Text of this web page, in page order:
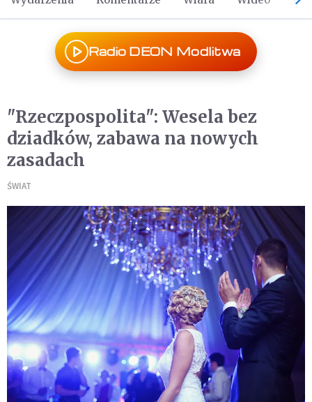
Radio DEON Modlitwa
"Rzeczpospolita": Wesela bez
dziadków, zabawa na nowych
zasadach
ŚWIAT